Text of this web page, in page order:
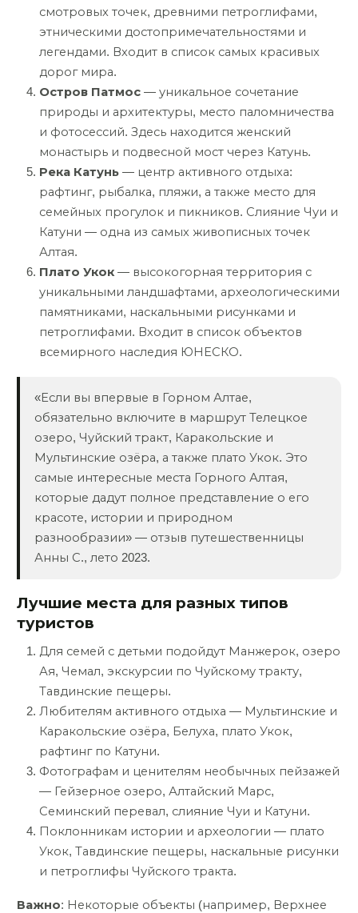
смотровых точек, древними петроглифами,
этническими достопримечательностями и
легендами. Входит в список самых красивых
дорог мира.
Остров Патмос — уникальное сочетание
природы и архитектуры, место паломничества
и фотосессий. Здесь находится женский
монастырь и подвесной мост через Катунь.
Река Катунь — центр активного отдыха:
рафтинг, рыбалка, пляжи, а также место для
семейных прогулок и пикников. Слияние Чуи и
Катуни — одна из самых живописных точек
Алтая.
Плато Укок — высокогорная территория с
уникальными ландшафтами, археологическими
памятниками, наскальными рисунками и
петроглифами. Входит в список объектов
всемирного наследия ЮНЕСКО.
«Если вы впервые в Горном Алтае,
обязательно включите в маршрут Телецкое
озеро, Чуйский тракт, Каракольские и
Мультинские озёра, а также плато Укок. Это
самые интересные места Горного Алтая,
которые дадут полное представление о его
красоте, истории и природном
разнообразии» — отзыв путешественницы
Анны С., лето 2023.
Лучшие места для разных типов
туристов
Для семей с детьми подойдут Манжерок, озеро
Ая, Чемал, экскурсии по Чуйскому тракту,
Тавдинские пещеры.
Любителям активного отдыха — Мультинские и
Каракольские озёра, Белуха, плато Укок,
рафтинг по Катуни.
Фотографам и ценителям необычных пейзажей
— Гейзерное озеро, Алтайский Марс,
Семинский перевал, слияние Чуи и Катуни.
Поклонникам истории и археологии — плато
Укок, Тавдинские пещеры, наскальные рисунки
и петроглифы Чуйского тракта.
Важно: Некоторые объекты (например, Верхнее